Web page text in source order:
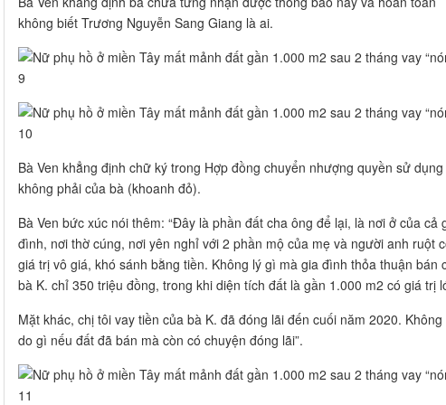
không biết Trương Nguyễn Sang Giang là ai.
Bà Ven khẳng định chữ ký trong Hợp đồng chuyển nhượng quyền sử
không phải của bà (khoanh đỏ).
Bà Ven bức xúc nói thêm: “Đây là phần đất cha ông để lại, là nơi ở của cả
đình, nơi thờ cúng, nơi yên nghỉ với 2 phần mộ của mẹ và người anh ruột
giá trị vô giá, khó sánh bằng tiền. Không lý gì mà gia đình thỏa thuận bán
bà K. chỉ 350 triệu đồng, trong khi diện tích đất là gần 1.000 m2 có giá trị
Mặt khác, chị tôi vay tiền của bà K. đã đóng lãi đến cuối năm 2020. Không
do gì nếu đất đã bán mà còn có chuyện đóng lãi”.